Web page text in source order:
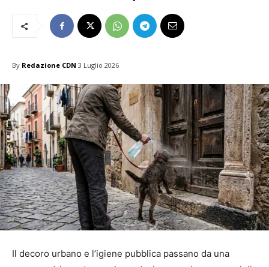
By Redazione CDN 3 Luglio 2026
Il decoro urbano e l’igiene pubblica passano da una